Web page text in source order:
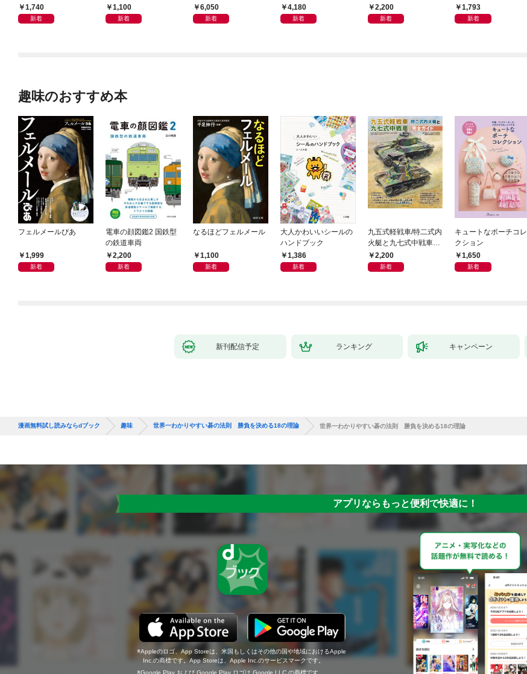
／Pro対応
1,740
新着
1,100
新着
6,050
新着
4,180
新着
2,200
新着
1,793
新着
趣味のおすすめ本
フェルメールぴあ
1,999
新着
電車の顔図鑑2 国鉄型
の鉄道車両
2,200
新着
なるほどフェルメール
1,100
新着
大人かわいいシールの
ハンドブック
1,386
新着
九五式軽戦車/特二式内
火艇と九七式中戦車完
全ガイド
2,200
新着
キュートなポーチコレ
クション
1,650
新着
新刊配信予定 ランキング キャンペーン
漫画無料試し読みならdブック 趣味 世界一わかりやすい碁の法則 勝負を決める18の理論 世界一わかりやすい碁の法則 勝負を決める18の理論
アプリならもっと便利で快適に！
Appleのロゴ、App Storeは、米国もしくはその他の国や地域におけるApple
Inc.の商標です。App Storeは、Apple Inc.のサービスマークです。
Google Play および Google Play ロゴは Google LLC の商標です。